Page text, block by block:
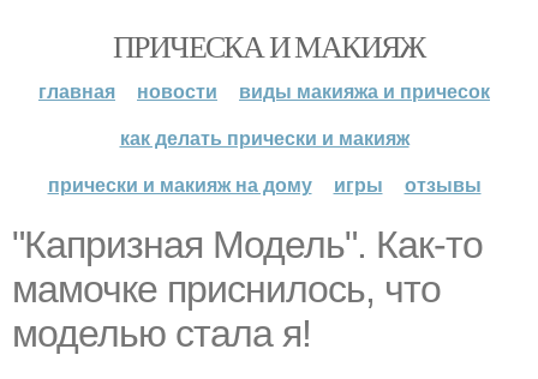
ПРИЧЕСКА И МАКИЯЖ
главная новости
виды макияжа и причесок
как делать прически и макияж
прически и макияж на дому
игры отзывы
"Капризная Модель". Как-то
мамочке приснилось, что
моделью стала я!